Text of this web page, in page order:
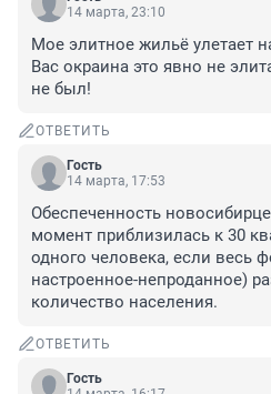
14 марта, 23:10
Мое элитное жильё улетает
Вас окраина это явно не
не был!
ОТВЕТИТЬ
Гость
14 марта, 17:53
Обеспеченность
момент приблизилась к 30
одного человека, если весь
настроенное-непроданное)
количество населения.
ОТВЕТИТЬ
Гость